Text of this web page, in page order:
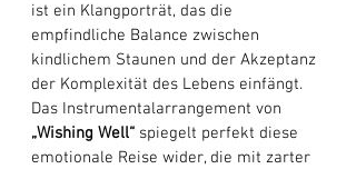
ist ein Klangporträt, das die
empfindliche Balance zwischen
kindlichem Staunen und der Akzeptanz
der Komplexität des Lebens einfängt.
Das Instrumentalarrangement von
„Wishing Well“ spiegelt perfekt diese
emotionale Reise wider, die mit zarter